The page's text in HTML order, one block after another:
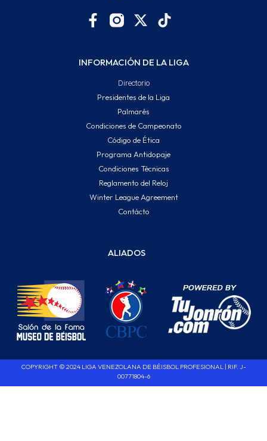
INFORMACIÓN DE LA LIGA
Directorio
Presidentes de la Liga
Palmarés
Condiciones de Campeonato
Código de Ética
Programa Antidopaje
Condiciones Técnicas
Reglamento del Reloj
Winter League Agreement
Contácto
ALIADOS
COPYRIGHT © 2024 LIGA VENEZOLANA DE BÉISBOL PROFESIONAL | RIF. J-
00771804-6